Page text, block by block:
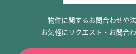
物件に関するお問合わせや法
お気軽にリクエスト・お問合